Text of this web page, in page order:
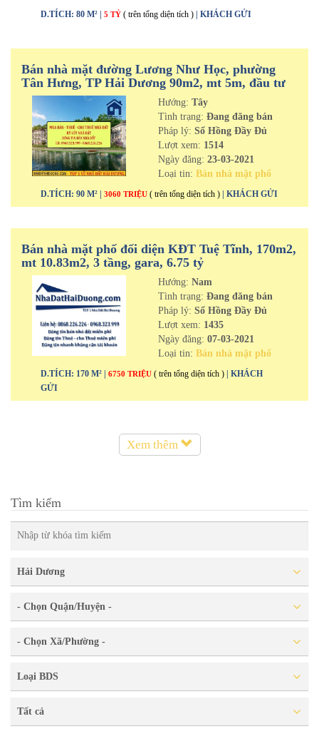
D.TÍCH: 80 M² | 5 TỶ ( trên tổng diện tích ) | KHÁCH GỬI
Bán nhà mặt đường Lương Như Học, phường
Tân Hưng, TP Hải Dương 90m2, mt 5m, đầu tư
cực tốt
Hướng: Tây
Tình trạng: Đang đăng bán
Pháp lý: Sổ Hồng Đầy Đủ
Lượt xem: 1514
Ngày đăng: 23-03-2021
Loại tin: Bán nhà mặt phố
D.TÍCH: 90 M² | 3060 TRIỆU ( trên tổng diện tích ) | KHÁCH GỬI
Bán nhà mặt phố đối diện KĐT Tuệ Tĩnh, 170m2,
mt 10.83m2, 3 tầng, gara, 6.75 tỷ
Hướng: Nam
Tình trạng: Đang đăng bán
Pháp lý: Sổ Hồng Đầy Đủ
Lượt xem: 1435
Ngày đăng: 07-03-2021
Loại tin: Bán nhà mặt phố
D.TÍCH: 170 M² | 6750 TRIỆU ( trên tổng diện tích )
| KHÁCH
GỬI
Xem thêm
Tìm kiếm
Hải Dương
- Chọn Quận/Huyện -
- Chọn Xã/Phường -
Loại BDS
Tất cả